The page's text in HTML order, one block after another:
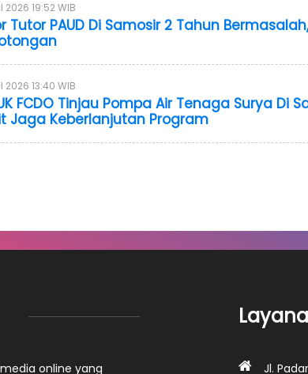
2026 19:52 WIB
Tutor PAUD Di Samosir 2 Tahun
2026 13:40 WIB
FCDO Tinjau Pompa Air Tenaga Surya Di
Jaga Keberlanjutan Program
online yang Jl.